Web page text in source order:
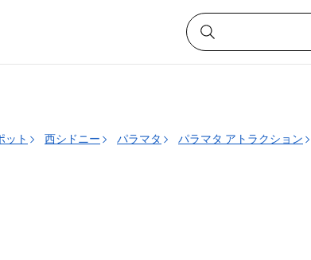
ット 西シドニー パラマタ パラマタ アトラクション